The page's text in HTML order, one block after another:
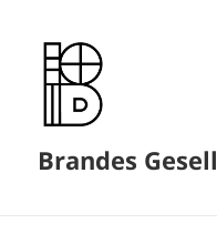
Brandes